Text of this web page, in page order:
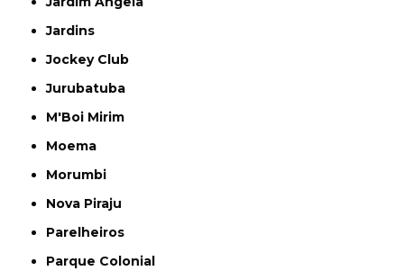
Jardins
Jockey Club
Jurubatuba
M'Boi Mirim
Moema
Morumbi
Nova Piraju
Parelheiros
Parque Colonial